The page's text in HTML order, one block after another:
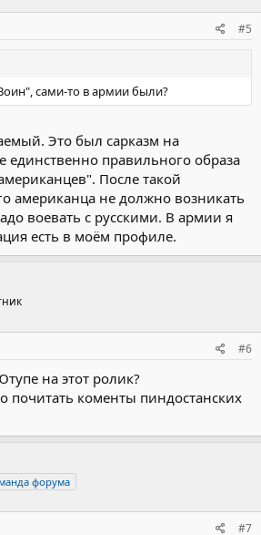
#5
сами-то в армии были?
Это был сарказм на
правильного образа
После такой
американца не должно возникать
воевать с русскими. В армии я
есть в моём профиле.
#6
на этот ролик?
коменты пиндocтанских
форума
#7